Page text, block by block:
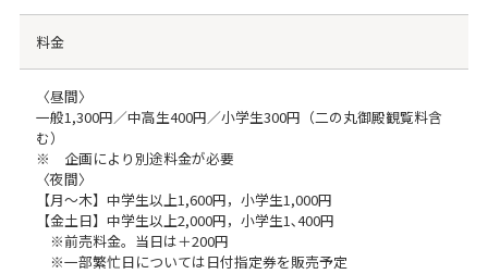
料金
〈昼間〉
一般1,300円／中高生400円／小学生300円（二の丸御殿観覧料含
む）
※ 企画により別途料金が必要
〈夜間〉
【月～木】中学生以上1,600円，小学生1,000円
【金土日】中学生以上2,000円，小学生1､400円
※前売料金。当日は＋200円
※一部繁忙日については日付指定券を販売予定